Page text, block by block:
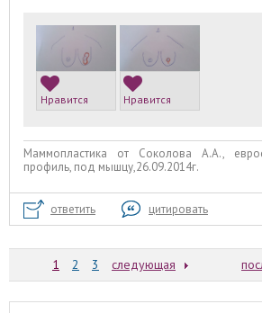
Нравится Нравится
Маммопластика от Соколова А.А.,
профиль, под мышцу,26.09.2014г.
ответить цитировать
1 2 3 следующая